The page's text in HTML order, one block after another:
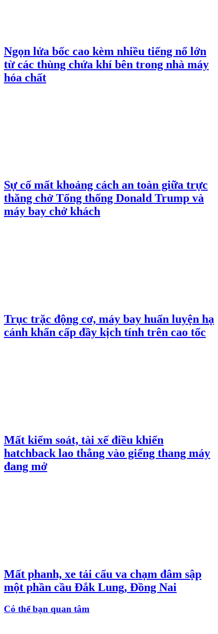
Ngọn lửa bốc cao kèm nhiều tiếng nổ lớn
từ các thùng chứa khí bên trong nhà máy
hóa chất
Sự cố mất khoảng cách an toàn giữa trực
thăng chở Tổng thống Donald Trump và
máy bay chở khách
Trục trặc động cơ, máy bay huấn luyện hạ
cánh khẩn cấp đầy kịch tính trên cao tốc
Mất kiểm soát, tài xế điều khiển
hatchback lao thẳng vào giếng thang máy
đang mở
Mất phanh, xe tải cẩu va chạm đâm sập
một phần cầu Đắk Lung, Đồng Nai
Có thể bạn quan tâm